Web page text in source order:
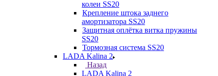
колеи SS20
Крепление штока заднего
амортизатора SS20
Защитная оплётка витка пружины
SS20
Тормозная система SS20
LADA Kalina 2
Назад
LADA Kalina 2